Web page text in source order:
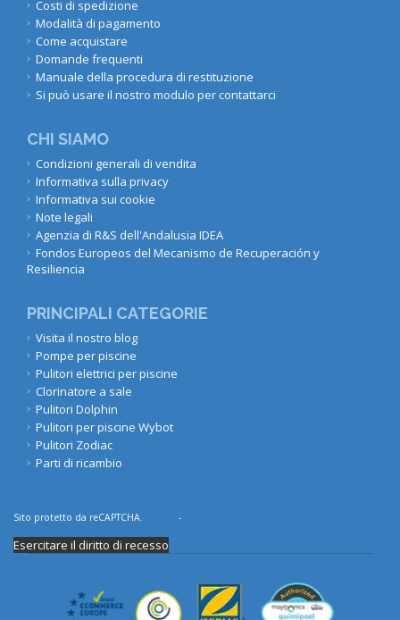
Costi di spedizione
Modalità di pagamento
Come acquistare
Domande frequenti
Manuale della procedura di restituzione
Si può usare il nostro modulo per contattarci
CHI SIAMO
Condizioni generali di vendita
Informativa sulla privacy
Informativa sui cookie
Note legali
Agenzia di R&S dell'Andalusia IDEA
Fondos Europeos del Mecanismo de Recuperación y
Resiliencia
PRINCIPALI CATEGORIE
Visita il nostro blog
Pompe per piscine
Pulitori elettrici per piscine
Clorinatore a sale
Pulitori Dolphin
Pulitori per piscine Wybot
Pulitori Zodiac
Parti di ricambio
Sito protetto da reCAPTCHA. -
Esercitare il diritto di recesso